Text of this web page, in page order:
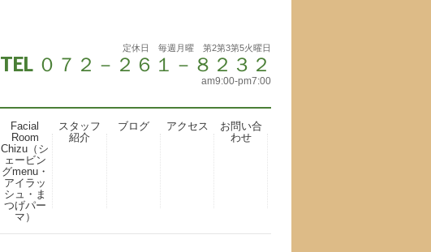
定休日 毎週月曜 第2第3第5火曜日
TEL ０７２－２６１－８２３２
am9:00-pm7:00
Facial
Room
Chizu（シ
ェービン
グmenu・
アイラッ
シュ・ま
つげパー
マ）
スタッフ
紹介
ブログ アクセス
お問い合
わせ